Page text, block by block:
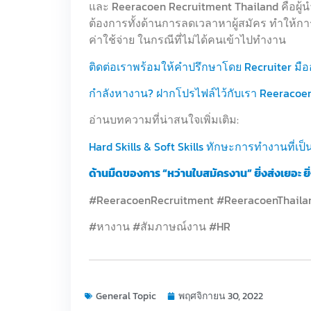
และ Reeracoen Recruitment Thailand คือ
ต้องการทั้งด้านการลดเวลาหาผู้สมัคร ทำให้ก
ค่าใช้จ่าย ในกรณีที่ไม่ได้คนเข้าไปทำงาน
ติดต่อเราพร้อมให้คำปรึกษาโดย Recruiter มื
กำลังหางาน? ฝากโปรไฟล์ไว้กับเรา
อ่านบทความที่น่าสนใจเพิ่มเติม:
Hard Skills & Soft Skills ทักษะการทำงานที่เป็
ด้านมืดของการ “หว่านใบสมัครงาน” ยิ่งส่งเยอะ
#ReeracoenRecruitment
#หางาน #สัมภาษณ์งาน #HR
General Topic พฤศจิกายน 30, 2022